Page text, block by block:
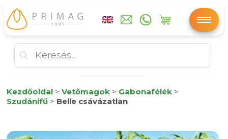
Kezdőoldal > Vetőmagok > Gabonafélék >
Szudánifű > Belle csávázatlan